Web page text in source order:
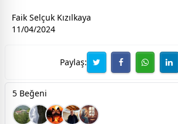
Faik Selçuk Kızılkaya
11/04/2024
Paylaş:
5 Beğeni